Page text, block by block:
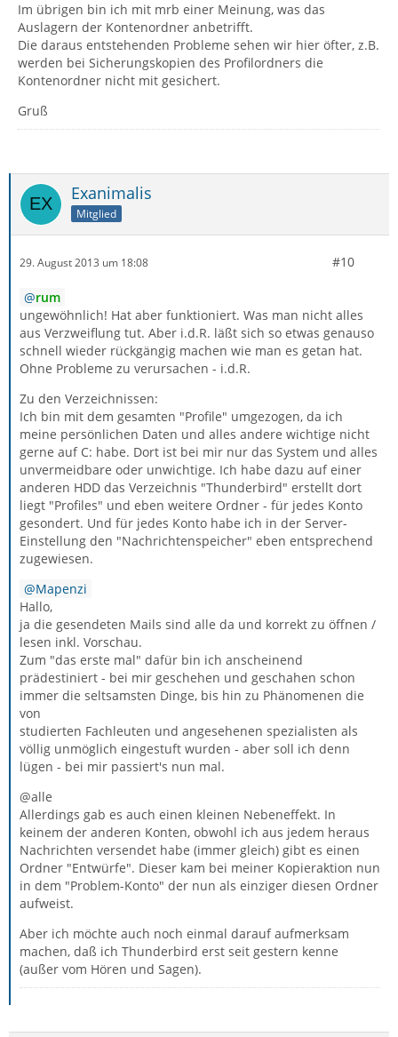
Im übrigen bin ich mit mrb einer Meinung, was das
Auslagern der Kontenordner anbetrifft.
Die daraus entstehenden Probleme sehen wir hier öfter, z.B.
werden bei Sicherungskopien des Profilordners die
Kontenordner nicht mit gesichert.
Gruß
Exanimalis
Mitglied
29. August 2013 um 18:08 #10
rum
ungewöhnlich! Hat aber funktioniert. Was man nicht alles
aus Verzweiflung tut. Aber i.d.R. läßt sich so etwas genauso
schnell wieder rückgängig machen wie man es getan hat.
Ohne Probleme zu verursachen - i.d.R.
Zu den Verzeichnissen:
Ich bin mit dem gesamten "Profile" umgezogen, da ich
meine persönlichen Daten und alles andere wichtige nicht
gerne auf C: habe. Dort ist bei mir nur das System und alles
unvermeidbare oder unwichtige. Ich habe dazu auf einer
anderen HDD das Verzeichnis "Thunderbird" erstellt dort
liegt "Profiles" und eben weitere Ordner - für jedes Konto
gesondert. Und für jedes Konto habe ich in der Server-
Einstellung den "Nachrichtenspeicher" eben entsprechend
zugewiesen.
Mapenzi
Hallo,
ja die gesendeten Mails sind alle da und korrekt zu öffnen /
lesen inkl. Vorschau.
Zum "das erste mal" dafür bin ich anscheinend
prädestiniert - bei mir geschehen und geschahen schon
immer die seltsamsten Dinge, bis hin zu Phänomenen die
von
studierten Fachleuten und angesehenen spezialisten als
völlig unmöglich eingestuft wurden - aber soll ich denn
lügen - bei mir passiert's nun mal.
@alle
Allerdings gab es auch einen kleinen Nebeneffekt. In
keinem der anderen Konten, obwohl ich aus jedem heraus
Nachrichten versendet habe (immer gleich) gibt es einen
Ordner "Entwürfe". Dieser kam bei meiner Kopieraktion nun
in dem "Problem-Konto" der nun als einziger diesen Ordner
aufweist.
Aber ich möchte auch noch einmal darauf aufmerksam
machen, daß ich Thunderbird erst seit gestern kenne
(außer vom Hören und Sagen).